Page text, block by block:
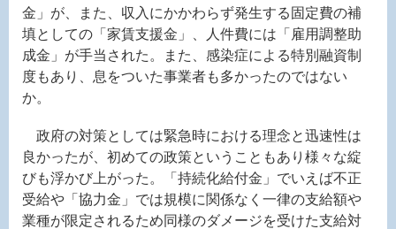
金」が、また、収入にかかわらず発生する固定費の補
填としての「家賃支援金」、人件費には「雇用調整助
成金」が手当された。また、感染症による特別融資制
度もあり、息をついた事業者も多かったのではない
か。
政府の対策としては緊急時における理念と迅速性は
良かったが、初めての政策ということもあり様々な綻
びも浮かび上がった。「持続化給付金」でいえば不正
受給や「協力金」では規模に関係なく一律の支給額や
業種が限定されるため同様のダメージを受けた支給対